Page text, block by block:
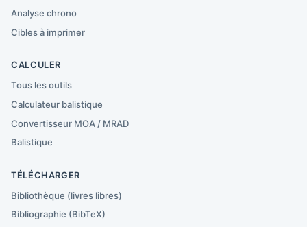
Analyse chrono
Cibles à imprimer
CALCULER
Tous les outils
Calculateur balistique
Convertisseur MOA / MRAD
Balistique
TÉLÉCHARGER
Bibliothèque (livres libres)
Bibliographie (BibTeX)